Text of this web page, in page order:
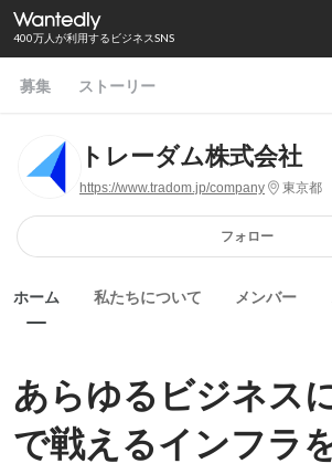
400万人が利用するビジネスSNS
募集 ストーリー
トレーダム株式会社
https://www.tradom.jp/company 東京都
フォロー
ホーム 私たちについて メンバー
あらゆるビジネス
で戦えるインフラを